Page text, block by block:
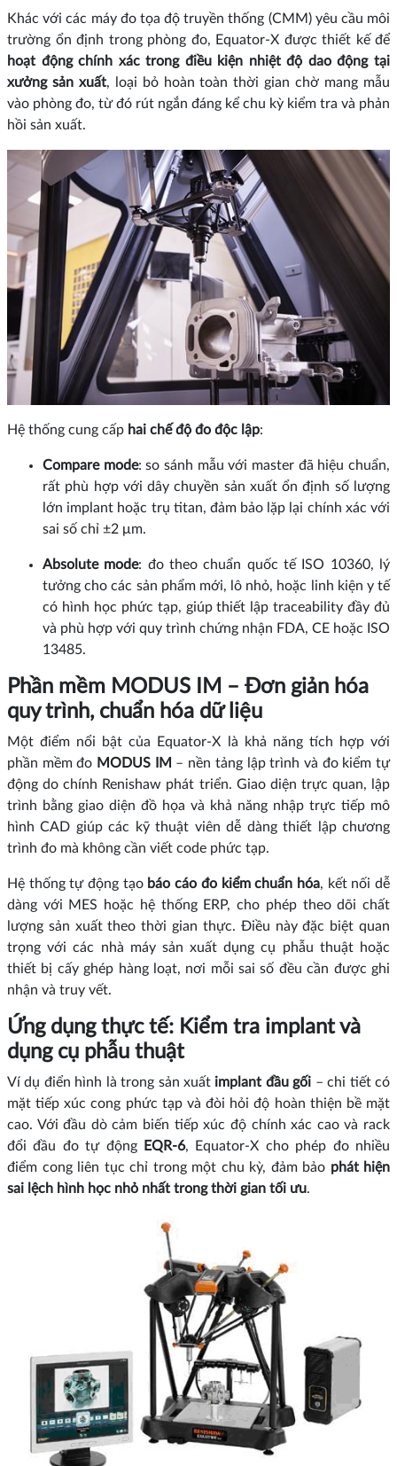
Khác với các máy đo tọa độ truyền thống (CMM) yêu cầu môi
trường ổn định trong phòng đo, Equator‑X được thiết kế để
hoạt động chính xác trong điều kiện nhiệt độ dao động tại
xưởng sản xuất, loại bỏ hoàn toàn thời gian chờ mang mẫu
vào phòng đo, từ đó rút ngắn đáng kể chu kỳ kiểm tra và phản
hồi sản xuất.
Hệ thống cung cấp hai chế độ đo độc lập:
Compare mode: so sánh mẫu với master đã hiệu chuẩn,
rất phù hợp với dây chuyền sản xuất ổn định số lượng
lớn implant hoặc trụ titan, đảm bảo lặp lại chính xác với
sai số chỉ ±2 μm.
Absolute mode: đo theo chuẩn quốc tế ISO 10360, lý
tưởng cho các sản phẩm mới, lô nhỏ, hoặc linh kiện y tế
có hình học phức tạp, giúp thiết lập traceability đầy đủ
và phù hợp với quy trình chứng nhận FDA, CE hoặc ISO
13485.
Phần mềm MODUS IM – Đơn giản hóa
quy trình, chuẩn hóa dữ liệu
Một điểm nổi bật của Equator‑X là khả năng tích hợp với
phần mềm đo MODUS IM – nền tảng lập trình và đo kiểm tự
động do chính Renishaw phát triển. Giao diện trực quan, lập
trình bằng giao diện đồ họa và khả năng nhập trực tiếp mô
hình CAD giúp các kỹ thuật viên dễ dàng thiết lập chương
trình đo mà không cần viết code phức tạp.
Hệ thống tự động tạo báo cáo đo kiểm chuẩn hóa, kết nối dễ
dàng với MES hoặc hệ thống ERP, cho phép theo dõi chất
lượng sản xuất theo thời gian thực. Điều này đặc biệt quan
trọng với các nhà máy sản xuất dụng cụ phẫu thuật hoặc
thiết bị cấy ghép hàng loạt, nơi mỗi sai số đều cần được ghi
nhận và truy vết.
Ứng dụng thực tế: Kiểm tra implant và
dụng cụ phẫu thuật
Ví dụ điển hình là trong sản xuất implant đầu gối – chi tiết có
mặt tiếp xúc cong phức tạp và đòi hỏi độ hoàn thiện bề mặt
cao. Với đầu dò cảm biến tiếp xúc độ chính xác cao và rack
đổi đầu đo tự động
EQR‑6, Equator‑X cho phép đo nhiều
điểm cong liên tục chỉ trong một chu kỳ, đảm bảo phát hiện
sai lệch hình học nhỏ nhất trong thời gian tối ưu.